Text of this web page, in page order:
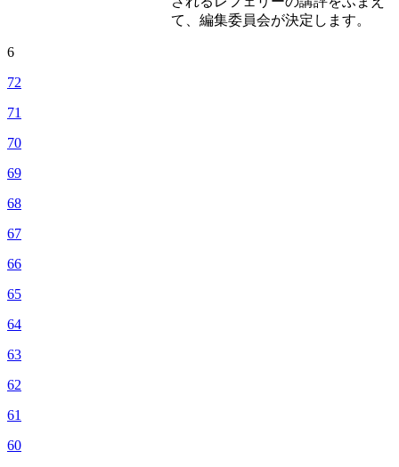
て、編集委員会が決定します。
6
72
71
70
69
68
67
66
65
64
63
62
61
60